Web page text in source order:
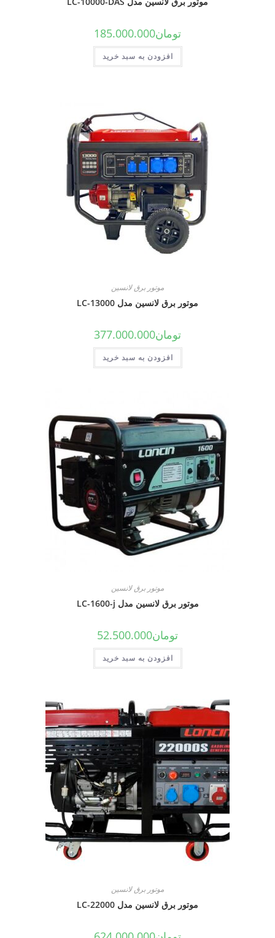
185.000.000
افزودن به سبد خرید
موتور برق لانسین
موتور برق لانسین مدل LC-13000
377.000.000
افزودن به سبد خرید
موتور برق لانسین
موتور برق لانسین مدل LC-1600-j
52.500.000
افزودن به سبد خرید
موتور برق لانسین
موتور برق لانسین مدل LC-22000